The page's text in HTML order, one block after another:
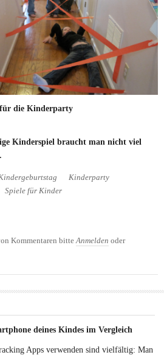
die Kinderparty
Kinderspiel braucht man nicht viel
Kinderparty
Spiele für Kinder
Lustiges Spiel für die Kinderparty
Kommentaren bitteAnmelden oder
deines Kindes im Vergleich
Apps verwenden sind vielfältig: Man